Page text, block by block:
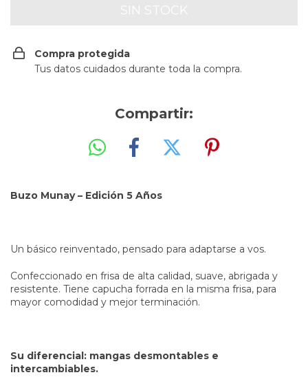
Compra protegida
Tus datos cuidados durante toda la compra.
Compartir:
Buzo Munay – Edición 5 Años
Un básico reinventado, pensado para adaptarse a vos.
Confeccionado en frisa de alta calidad, suave, abrigada y
resistente. Tiene capucha forrada en la misma frisa, para
mayor comodidad y mejor terminación.
Su diferencial: mangas desmontables e
intercambiables.